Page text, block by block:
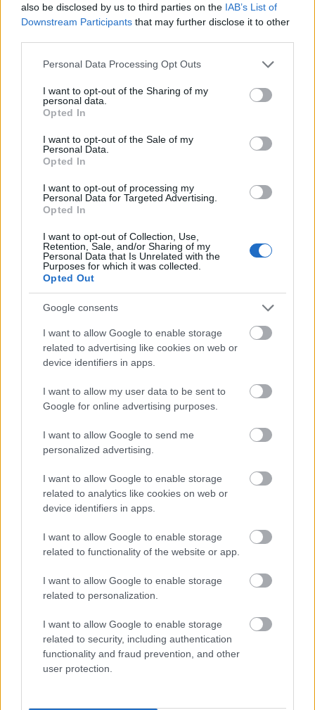
also be disclosed by us to third parties on the IAB’s List of
Downstream Participants that may further disclose it to other
Please note that this website/app uses one or more Google
not limited to your visit or usage behaviour. You may click to
grant or deny consent to Google and its third-party tags to
use your data for below specified purposes in below Google
consent section.
Personal Data Processing Opt Outs
I want to opt-out of the Sharing of my
personal data.
Opted In
I want to opt-out of the Sale of my
Personal Data.
Opted In
I want to opt-out of processing my
Personal Data for Targeted Advertising.
Opted In
I want to opt-out of Collection, Use,
Retention, Sale, and/or Sharing of my
Personal Data that Is Unrelated with the
Purposes for which it was collected.
Opted Out
Google consents
I want to allow Google to enable storage
related to advertising like cookies on web or
device identifiers in apps.
I want to allow my user data to be sent to
Google for online advertising purposes.
I want to allow Google to send me
personalized advertising.
I want to allow Google to enable storage
related to analytics like cookies on web or
device identifiers in apps.
I want to allow Google to enable storage
related to functionality of the website or app.
I want to allow Google to enable storage
related to personalization.
I want to allow Google to enable storage
related to security, including authentication
functionality and fraud prevention, and other
user protection.
A hozzászóláshoz be kell lépned!
superben
15 éve
Ez kurva jó!
Edgar
15 éve
Le a kalappal
Fuckleberry Hinn
Zseniális.
Kozmokrator
15 éve
Hú, szerintem ez PROFI munka. BE A LEVESBE!
Kassian
15 éve
Általában messziről kerülöm a különféle fan